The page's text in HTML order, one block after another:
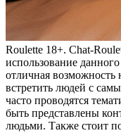
Roulette 18+. Chat-
использование
отличная
встретить людей с
часто проводятся
быть представлены
людьми. Также стоит